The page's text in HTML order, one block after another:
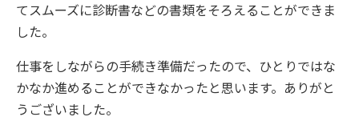
てスムーズに診断書などの書類をそろえることができま
した。
仕事をしながらの手続き準備だったので、ひとりではな
かなか進めることができなかったと思います。ありがと
うございました。